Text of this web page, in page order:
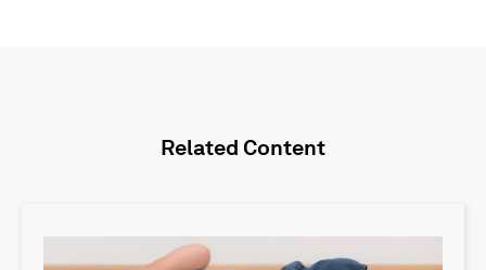
Related Content